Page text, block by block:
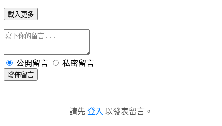
載入更多
公開留言 私密留言
發佈留言
請先 登入 以發表留言。